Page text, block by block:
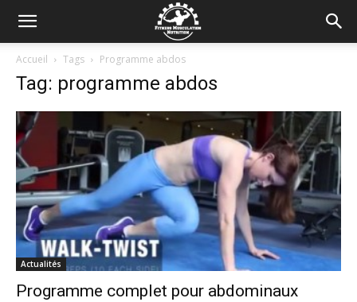
Accueil Tags Programme abdos
Tag: programme abdos
Actualités
Programme complet pour abdominaux